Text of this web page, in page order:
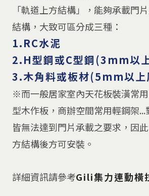
「軌道上方結構」，能夠承載門
結構，大致可區分成三種：
1.RC水泥
2.H型鋼或C型鋼(3mm以
3.木角料或板材(5mm以上
※而一般居家室內天花板裝潢常
型木作板，商辦空間常用輕鋼架
皆無法達到門片承載之要求，因
方結構後方可安裝。
詳細資訊請參考Gili集力連動橫